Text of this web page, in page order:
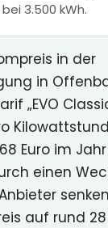
3.500 kWh.
in der
in
„EVO
Euro im
einen
auf rund